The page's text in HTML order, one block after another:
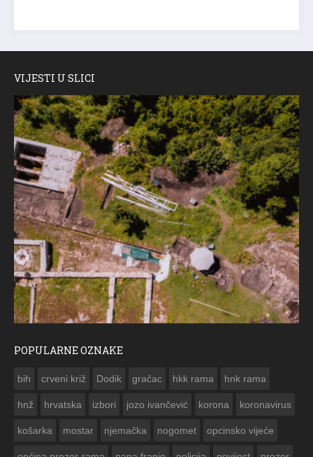
VIJESTI U SLICI
POPULARNE OZNAKE
bih crveni križ Dodik gračac hkk rama hnk rama
hnž hrvatska izbori jozo ivančević korona koronavirus
košarka mostar njemačka nogomet opcinsko vijeće